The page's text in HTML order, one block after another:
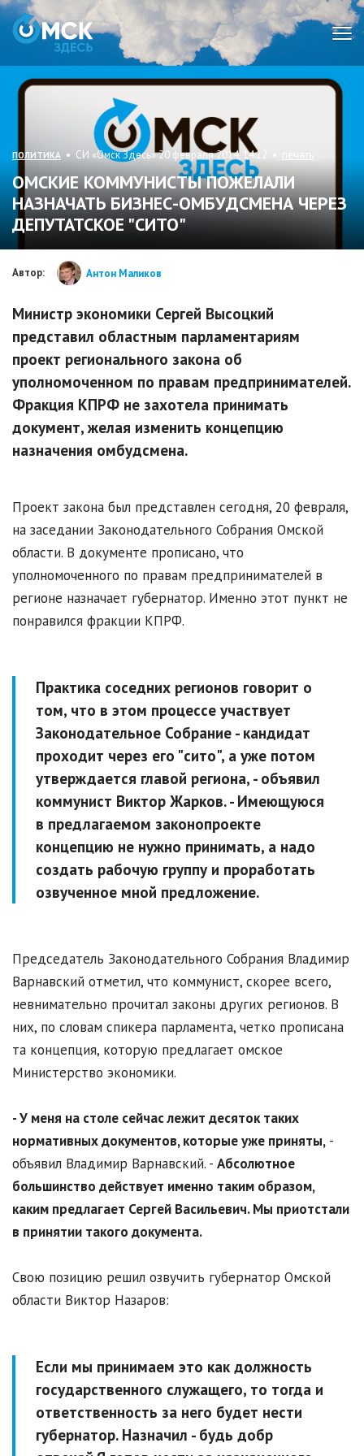
ПОЛИТИКА • СИ «Омск Здесь» 20 февраля 2014, 14:12 • печать
ОМСКИЕ КОММУНИСТЫ ПОЖЕЛАЛИ
НАЗНАЧАТЬ БИЗНЕС-ОМБУДСМЕНА ЧЕРЕЗ
ДЕПУТАТСКОЕ "СИТО"
Автор: Антон Маликов
Министр экономики Сергей Высоцкий
представил областным парламентариям
проект регионального закона об
уполномоченном по правам предпринимателей.
Фракция КПРФ не захотела принимать
документ, желая изменить концепцию
назначения омбудсмена.
Проект закона был представлен сегодня, 20 февраля,
на заседании Законодательного Собрания Омской
области. В документе прописано, что
уполномоченного по правам предпринимателей в
регионе назначает губернатор. Именно этот пункт не
понравился фракции КПРФ.
Практика соседних регионов говорит о
том, что в этом процессе участвует
Законодательное Собрание - кандидат
проходит через его "сито", а уже потом
утверждается главой региона, - объявил
коммунист Виктор Жарков.- Имеющуюся
в предлагаемом законопроекте
концепцию не нужно принимать, а надо
создать рабочую группу и проработать
озвученное мной предложение.
Председатель Законодательного Собрания Владимир
Варнавский отметил, что коммунист, скорее всего,
невнимательно прочитал законы других регионов. В
них, по словам спикера парламента, четко прописана
та концепция, которую предлагает омское
Министерство экономики.
- У меня на столе сейчас лежит десяток таких
нормативных документов, которые уже приняты, -
объявил Владимир Варнавский. - Абсолютное
большинство действует именно таким образом,
каким предлагает Сергей Васильевич. Мы приотстали
в принятии такого документа.
Свою позицию решил озвучить губернатор Омской
области Виктор Назаров:
Если мы принимаем это как должность
государственного служащего, то тогда и
ответственность за него будет нести
губернатор.Назначил - будь добр